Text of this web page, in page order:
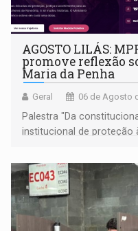
AGOSTO LILÁS:
promove reflexão
Maria da Penha
Geral 06 de Agosto
Palestra "Da
institucional de proteção
Goiás